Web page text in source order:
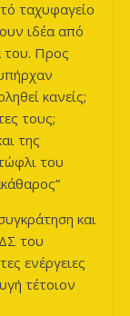
ταχυφαγείο
ιδέα από
του. Προς
κανείς;
τους;
της
του
και
του
ενέργειες
τέτοιον